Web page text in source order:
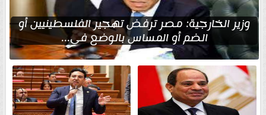
وزير الخارجية: مصر ترفض تهجير الفلسطينيين أو
الضم أو المساس بالوضع في...